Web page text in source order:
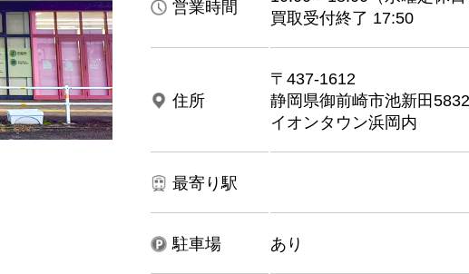
営業時間
買取受付終了 17:50
住所
〒437-1612
静岡県御前崎市池新田
イオンタウン浜岡内
最寄り駅
駐車場 あり